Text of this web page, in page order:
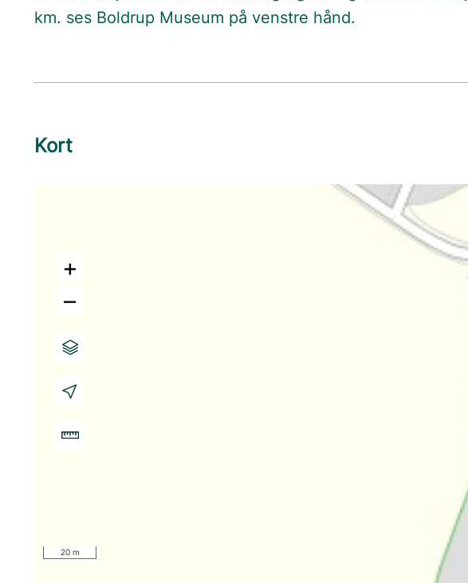
km. ses Boldrup Museum på venstre hånd.
Kort
+
–
20 m